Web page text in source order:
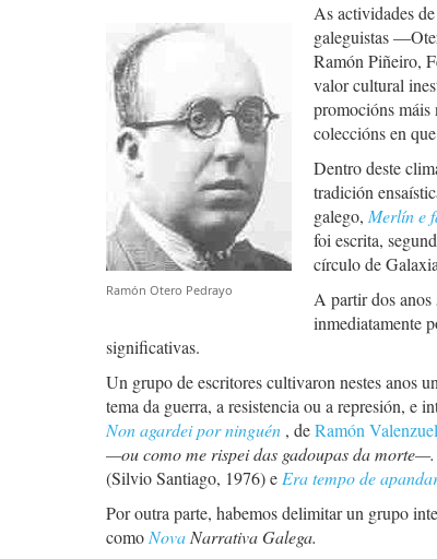
Ramón Otero Pedrayo
As actividades
galeguistas
Ramón Piñeiro,
valor cultural
promocións máis
coleccións en
Dentro deste
tradición
galego, Merlín e
foi escrita,
círculo de
A partir dos anos
inmediatamente
significativas.
Un grupo de escritores cultivaron nestes anos
tema da guerra, a resistencia ou a represión, e
Non agardei por ninguén , deRamón
—ou como me rispei das gadoupas da morte—.
(Silvio Santiago, 1976) e Era tempo de
Por outra parte, habemos delimitar un grupo
como Nova Narrativa Galega.